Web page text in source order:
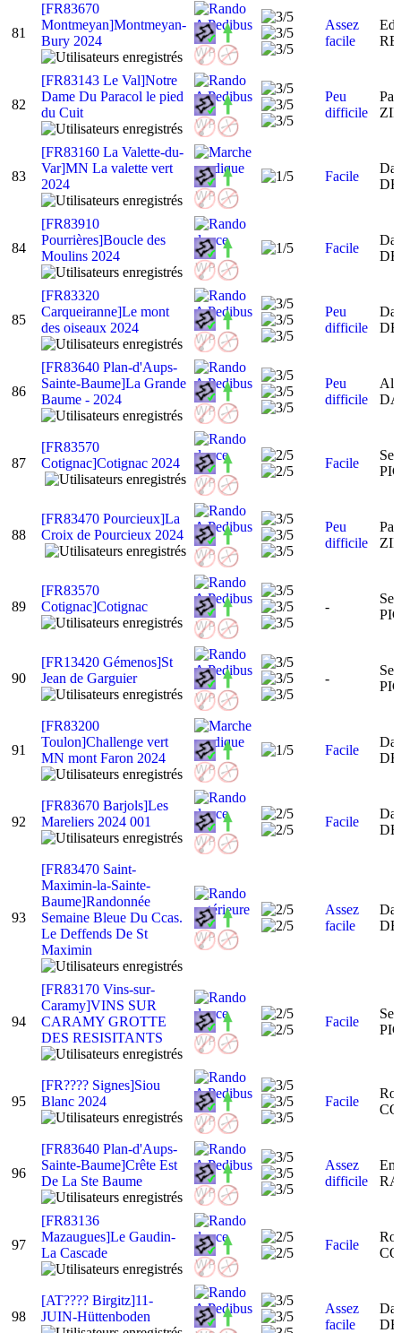
81
[FR83670
Montmeyan]Montmeyan-
Bury 2024
Assez
facile
82
[FR83143 Le Val]Notre
Dame Du Paracol le pied
du Cuit
Peu
difficile
83
[FR83160 La Valette-du-
Var]MN La valette vert
2024
Facile
84
[FR83910
Pourrières]Boucle des
Moulins 2024
Facile
85
[FR83320
Carqueiranne]Le mont
des oiseaux 2024
Peu
difficile
86
[FR83640 Plan-d'Aups-
Sainte-Baume]La Grande
Baume - 2024
Peu
difficile
87
[FR83570
Cotignac]Cotignac 2024
Facile
88
[FR83470 Pourcieux]La
Croix de Pourcieux 2024
Peu
difficile
89
[FR83570
Cotignac]Cotignac
-
90
[FR13420 Gémenos]St
Jean de Garguier
-
91
[FR83200
Toulon]Challenge vert
MN mont Faron 2024
Facile
92
[FR83670 Barjols]Les
Mareliers 2024 001
Facile
93
[FR83470 Saint-
Maximin-la-Sainte-
Baume]Randonnée
Semaine Bleue Du Ccas.
Le Deffends De St
Maximin
Assez
facile
94
[FR83170 Vins-sur-
Caramy]VINS SUR
CARAMY GROTTE
DES RESISITANTS
Facile
95
[FR???? Signes]Siou
Blanc 2024
Facile
96
[FR83640 Plan-d'Aups-
Sainte-Baume]Crête Est
De La Ste Baume
Assez
difficile
97
[FR83136
Mazaugues]Le Gaudin-
La Cascade
Facile
98
[AT???? Birgitz]11-
JUIN-Hüttenboden
Assez
facile